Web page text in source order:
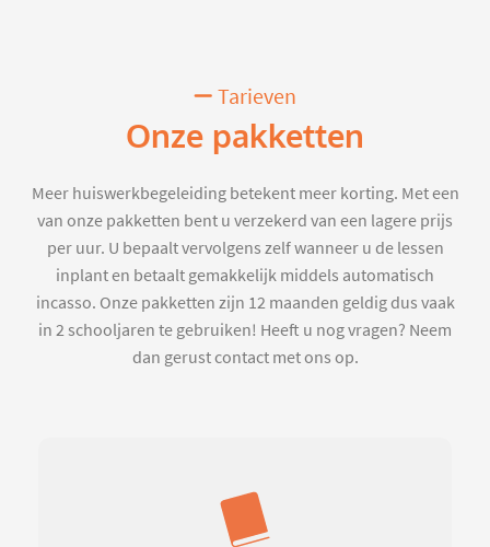
Tarieven
Onze pakketten
Meer huiswerkbegeleiding betekent meer korting. Met een
van onze pakketten bent u verzekerd van een lagere prijs
per uur. U bepaalt vervolgens zelf wanneer u de lessen
inplant en betaalt gemakkelijk middels automatisch
incasso. Onze pakketten zijn 12 maanden geldig dus vaak
in 2 schooljaren te gebruiken! Heeft u nog vragen? Neem
dan gerust contact met ons op.